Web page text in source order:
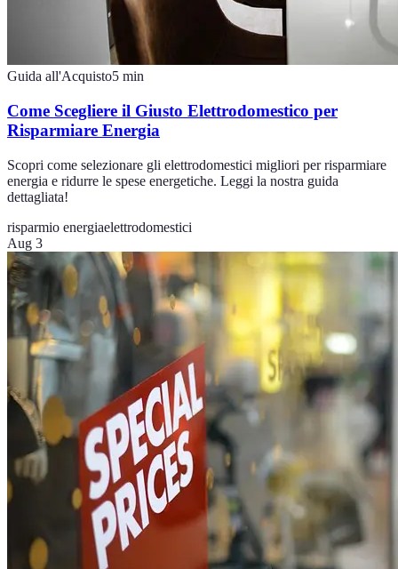
Guida all'Acquisto5 min
Come Scegliere il Giusto Elettrodomestico per
Risparmiare Energia
Scopri come selezionare gli elettrodomestici migliori per risparmiare
energia e ridurre le spese energetiche. Leggi la nostra guida
dettagliata!
risparmio energiaelettrodomestici
Aug 3